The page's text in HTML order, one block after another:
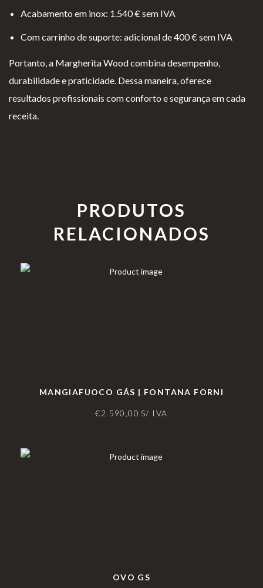
Acabamento em inox: 1.540 € sem IVA
Com carrinho de suporte: adicional de 400 € sem IVA
Portanto, a Margherita Wood combina desempenho,
durabilidade e praticidade. Dessa maneira, oferece
resultados profissionais com conforto e segurança em cada
receita.
PRODUTOS
RELACIONADOS
MANGIAFUOCO GÁS | FONTANA FORNI
€2.590,00 S/ IVA
OVO GS